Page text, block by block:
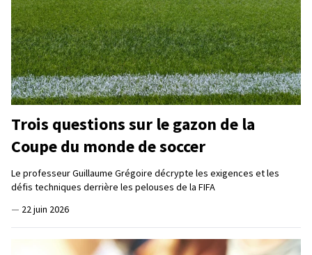
Trois questions sur le gazon de la
Coupe du monde de soccer
Le professeur Guillaume Grégoire décrypte les exigences et les
défis techniques derrière les pelouses de la FIFA
— 22 juin 2026